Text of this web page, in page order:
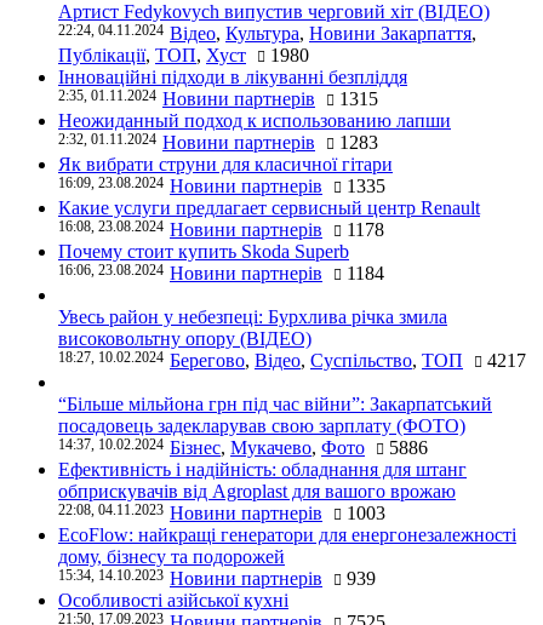
Артист Fedykovych випустив черговий хіт (ВІДЕО)
22:24, 04.11.2024 Відео, Культура, Новини Закарпаття,
Публікації, ТОП, Хуст
1980
Інноваційні підходи в лікуванні безпліддя
2:35, 01.11.2024 Новини партнерів
1315
Неожиданный подход к использованию лапши
2:32, 01.11.2024 Новини партнерів
1283
Як вибрати струни для класичної гітари
16:09, 23.08.2024 Новини партнерів
1335
Какие услуги предлагает сервисный центр Renault
16:08, 23.08.2024 Новини партнерів
1178
Почему стоит купить Skoda Superb
16:06, 23.08.2024 Новини партнерів 1184
Увесь район у небезпеці: Бурхлива річка змила
високовольтну опору (ВІДЕО)
18:27, 10.02.2024 Берегово, Відео, Суспільство, ТОП 4217
“Більше мільйона грн під час війни”: Закарпатський
посадовець задекларував свою зарплату (ФОТО)
14:37, 10.02.2024 Бізнес, Мукачево, Фото
5886
Ефективність і надійність: обладнання для штанг
обприскувачів від Agroplast для вашого врожаю
22:08, 04.11.2023 Новини партнерів
1003
EcoFlow: найкращі генератори для енергонезалежності
дому, бізнесу та подорожей
15:34, 14.10.2023 Новини партнерів
939
Особливості азійської кухні
21:50, 17.09.2023